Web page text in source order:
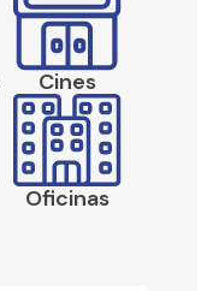
Cines
Oficinas